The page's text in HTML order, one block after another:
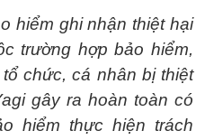
hiểm ghi nhận thiệt hại
trường hợp bảo hiểm,
chức, cá nhân bị thiệt
gây ra hoàn toàn có
hiểm thực hiện trách